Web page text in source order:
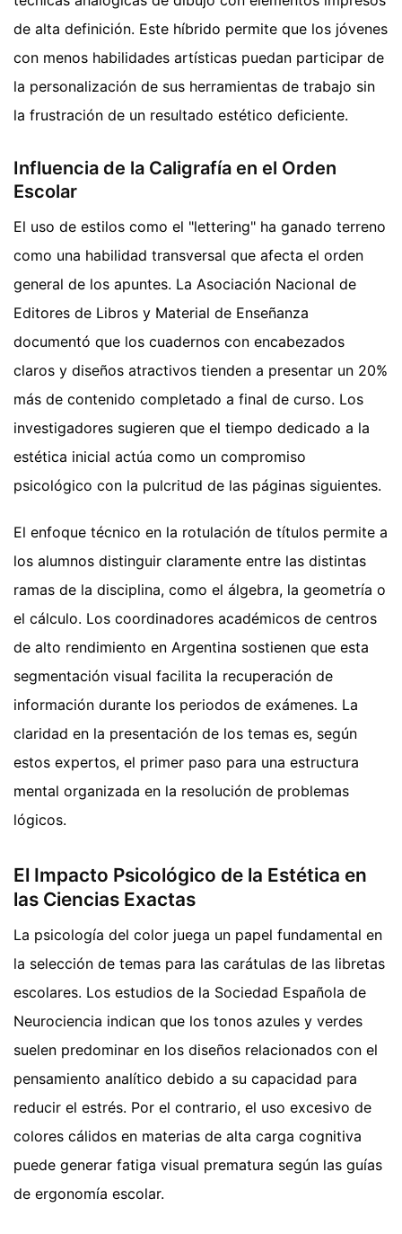
de alta definición. Este híbrido permite que los jóvenes
con menos habilidades artísticas puedan participar de
la personalización de sus herramientas de trabajo sin
la frustración de un resultado estético deficiente.
Influencia de la Caligrafía en el Orden
Escolar
El uso de estilos como el "lettering" ha ganado terreno
como una habilidad transversal que afecta el orden
general de los apuntes. La Asociación Nacional de
Editores de Libros y Material de Enseñanza
documentó que los cuadernos con encabezados
claros y diseños atractivos tienden a presentar un 20%
más de contenido completado a final de curso. Los
investigadores sugieren que el tiempo dedicado a la
estética inicial actúa como un compromiso
psicológico con la pulcritud de las páginas siguientes.
El enfoque técnico en la rotulación de títulos permite a
los alumnos distinguir claramente entre las distintas
ramas de la disciplina, como el álgebra, la geometría o
el cálculo. Los coordinadores académicos de centros
de alto rendimiento en Argentina sostienen que esta
segmentación visual facilita la recuperación de
información durante los periodos de exámenes. La
claridad en la presentación de los temas es, según
estos expertos, el primer paso para una estructura
mental organizada en la resolución de problemas
lógicos.
El Impacto Psicológico de la Estética en
las Ciencias Exactas
La psicología del color juega un papel fundamental en
la selección de temas para las carátulas de las libretas
escolares. Los estudios de la Sociedad Española de
Neurociencia indican que los tonos azules y verdes
suelen predominar en los diseños relacionados con el
pensamiento analítico debido a su capacidad para
reducir el estrés. Por el contrario, el uso excesivo de
colores cálidos en materias de alta carga cognitiva
puede generar fatiga visual prematura según las guías
de ergonomía escolar.